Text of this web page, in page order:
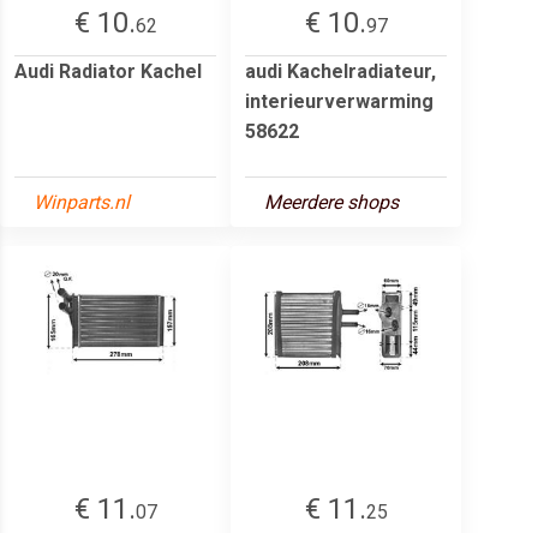
€ 10.62
Audi Radiator Kachel
Winparts.nl
€ 10.97
audi Kachelradiateur,
interieurverwarming
58622
Meerdere shops
€ 11.07
€ 11.25